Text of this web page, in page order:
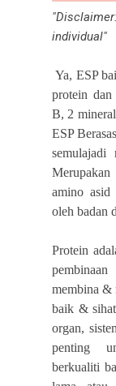
individual"
Ya, ESP
protein
B, 2
ESP Berasa
semulajadi
Merupakan
amino asid
oleh badan
Protein
membina &
baik &
organ,
penting
berkualiti